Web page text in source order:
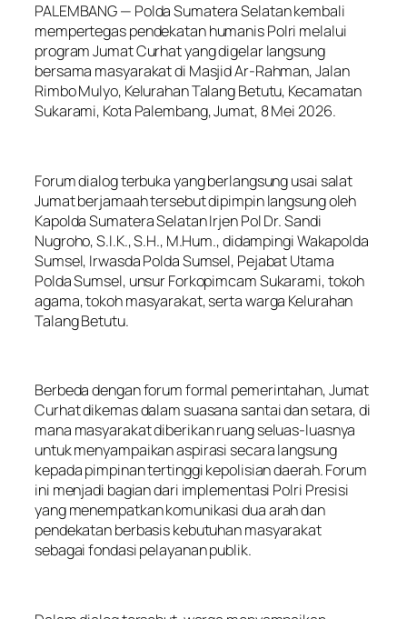
PALEMBANG — Polda Sumatera Selatan kembali
mempertegas pendekatan humanis Polri melalui
program Jumat Curhat yang digelar langsung
bersama masyarakat di Masjid Ar-Rahman, Jalan
Rimbo Mulyo, Kelurahan Talang Betutu, Kecamatan
Sukarami, Kota Palembang, Jumat, 8 Mei 2026.
Forum dialog terbuka yang berlangsung usai salat
Jumat berjamaah tersebut dipimpin langsung oleh
Kapolda Sumatera Selatan Irjen Pol Dr. Sandi
Nugroho, S.I.K., S.H., M.Hum., didampingi Wakapolda
Sumsel, Irwasda Polda Sumsel, Pejabat Utama
Polda Sumsel, unsur Forkopimcam Sukarami, tokoh
agama, tokoh masyarakat, serta warga Kelurahan
Talang Betutu.
Berbeda dengan forum formal pemerintahan, Jumat
Curhat dikemas dalam suasana santai dan setara, di
mana masyarakat diberikan ruang seluas-luasnya
untuk menyampaikan aspirasi secara langsung
kepada pimpinan tertinggi kepolisian daerah. Forum
ini menjadi bagian dari implementasi Polri Presisi
yang menempatkan komunikasi dua arah dan
pendekatan berbasis kebutuhan masyarakat
sebagai fondasi pelayanan publik.